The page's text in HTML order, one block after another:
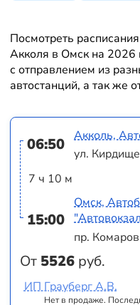
Посмотреть
Акколя в Омск на 2026
с отправлением из
автостанций, а так же
06:50
7 ч 10 м
15:00
От 5526 руб.
Акколь,
ул.
Омск,
пр.
Нет в продаже.
ИП Грауберг А.В.